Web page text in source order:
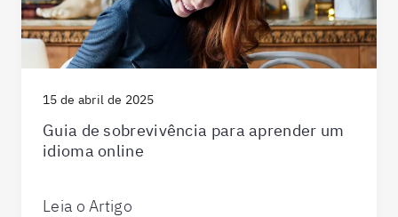
15 de abril de 2025
Guia de sobrevivência para aprender um
idioma online
Leia o Artigo